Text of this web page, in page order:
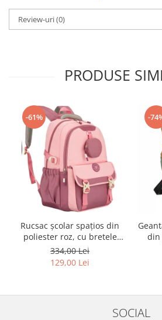
Review-uri(0)
PRODUSE
-61%
Rucsac școlar spațios din
poliester roz, cu bretele
reglabile - Peterson PTR-
PTN 8610-1327 PINK
334,00 Lei
129,00 Lei
-
din
SOCIAL